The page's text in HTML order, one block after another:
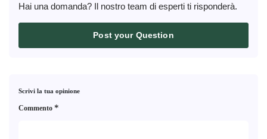
Hai una domanda? Il nostro team di esperti ti risponderà.
Post your Question
Scrivi la tua opinione
Commento *